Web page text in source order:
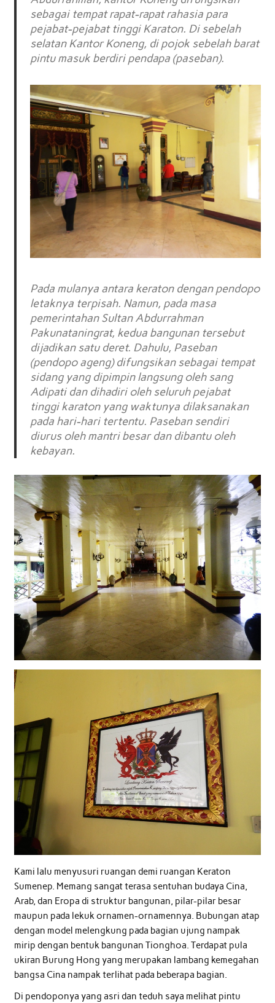
sebagai tempat rapat-rapat rahasia para
pejabat-pejabat tinggi Karaton. Di sebelah
selatan Kantor Koneng, di pojok sebelah barat
pintu masuk berdiri pendapa (paseban).
Pada mulanya antara keraton dengan pendopo
letaknya terpisah. Namun, pada masa
pemerintahan Sultan Abdurrahman
Pakunataningrat, kedua bangunan tersebut
dijadikan satu deret. Dahulu, Paseban
(pendopo ageng) difungsikan sebagai tempat
sidang yang dipimpin langsung oleh sang
Adipati dan dihadiri oleh seluruh pejabat
tinggi karaton yang waktunya dilaksanakan
pada hari-hari tertentu. Paseban sendiri
diurus oleh mantri besar dan dibantu oleh
kebayan.
Kami lalu menyusuri ruangan demi ruangan Keraton
Sumenep. Memang sangat terasa sentuhan budaya Cina,
Arab, dan Eropa di struktur bangunan, pilar-pilar besar
maupun pada lekuk ornamen-ornamennya. Bubungan atap
dengan model melengkung pada bagian ujung nampak
mirip dengan bentuk bangunan Tionghoa. Terdapat pula
ukiran Burung Hong yang merupakan lambang kemegahan
bangsa Cina nampak terlihat pada beberapa bagian.
Di pendoponya yang asri dan teduh saya melihat pintu